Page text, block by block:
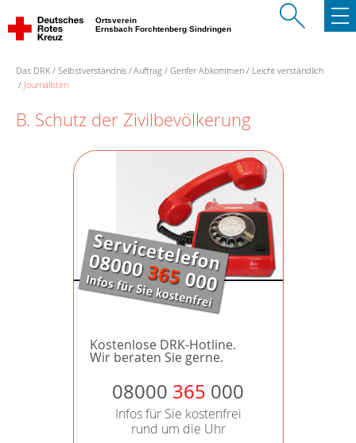
Ortsverein
Ernsbach Forchtenberg Sindringen
Das DRK Selbstverständnis Auftrag Genfer Abkommen
Leicht verständlich
Journalisten
B. Schutz der Zivilbevölkerung
Kostenlose DRK-Hotline.
Wir beraten Sie gerne.
08000 365 000
Infos für Sie kostenfrei
rund um die Uhr